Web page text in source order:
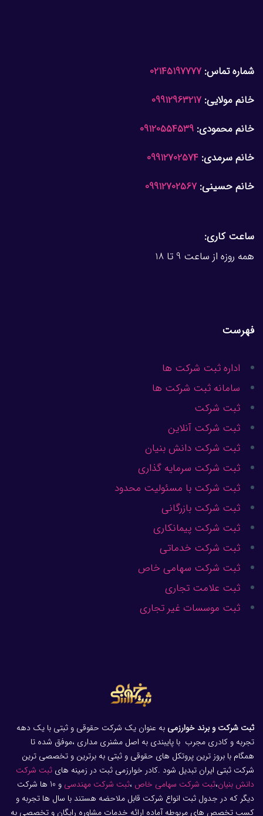
شماره تماس: 02145197777
خانم مولایی: 09912963217
خانم محمودی: 09120554539
خانم سرمدی: 09912702574
خانم حسینی: 09912702567
ساعت کاری:
همه روزه از ساعت 9 تا 18
فهرست
اداره ثبت شرکت ها
سامانه ثبت شرکت ها
ثبت شرکت
ثبت شرکت آنلاین
ثبت شرکت دانش بنیان
ثبت شرکت سرمایه گذاری
ثبت شرکت با مسئولیت محدود
ثبت شرکت بازرگانی
ثبت شرکت پیمانکاری
ثبت شرکت خدماتی
ثبت شرکت سهامی خاص
ثبت علامت تجاری
ثبت موسسات غیر تجاری
ثبت شرکت و برند خوارزمی به عنوان یک شرکت حقوقی و ثبتی با یک دهه
تجربه و کادری مجرب با پایبندی به اصل مشنری مداری ،موفق شده تا
همگام با بروز ترین پروتکل های حقوقی و ثبتی به برترین و تخصصی ترین
شرکت ثبتی ایران تبدیل شود .کادر خوارزمی ثبت در زمینه های ثبت شرکت
دانش بنیان،ثبت شرکت سهامی خاص ،ثبت شرکت مهندسی
و 10 ها شرکت
دیگر که در جدول ثبت انواع شرکت قابل ملاحضه هستند با سال ها تجربه و
کسب تخصص های مربوطه آماده ارائه خدمات مشاوره رایگان و تخصصی به